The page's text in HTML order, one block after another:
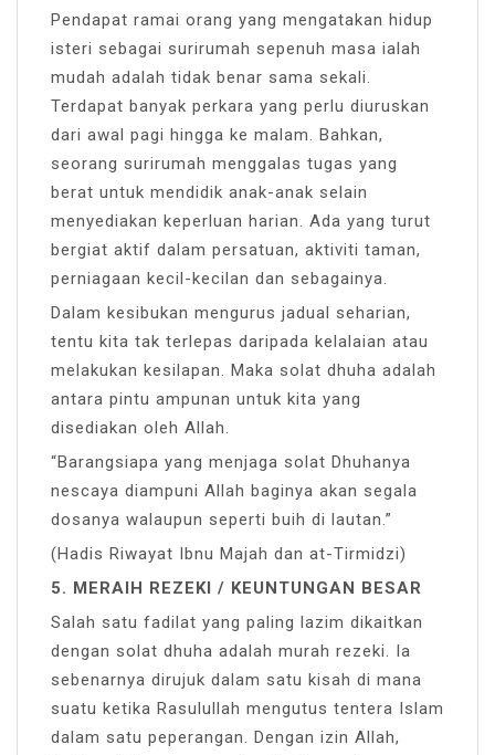
Pendapat ramai orang yang mengatakan hidup
isteri sebagai surirumah sepenuh masa ialah
mudah adalah tidak benar sama sekali.
Terdapat banyak perkara yang perlu diuruskan
dari awal pagi hingga ke malam. Bahkan,
seorang surirumah menggalas tugas yang
berat untuk mendidik anak-anak selain
menyediakan keperluan harian. Ada yang turut
bergiat aktif dalam persatuan, aktiviti taman,
perniagaan kecil-kecilan dan sebagainya.
Dalam kesibukan mengurus jadual seharian,
tentu kita tak terlepas daripada kelalaian atau
melakukan kesilapan. Maka solat dhuha adalah
antara pintu ampunan untuk kita yang
disediakan oleh Allah.
“Barangsiapa yang menjaga solat Dhuhanya
nescaya diampuni Allah baginya akan segala
dosanya walaupun seperti buih di lautan.”
(Hadis Riwayat Ibnu Majah dan at-Tirmidzi)
5. MERAIH REZEKI / KEUNTUNGAN BESAR
Salah satu fadilat yang paling lazim dikaitkan
dengan solat dhuha adalah murah rezeki. Ia
sebenarnya dirujuk dalam satu kisah di mana
suatu ketika Rasulullah mengutus tentera Islam
dalam satu peperangan. Dengan izin Allah,